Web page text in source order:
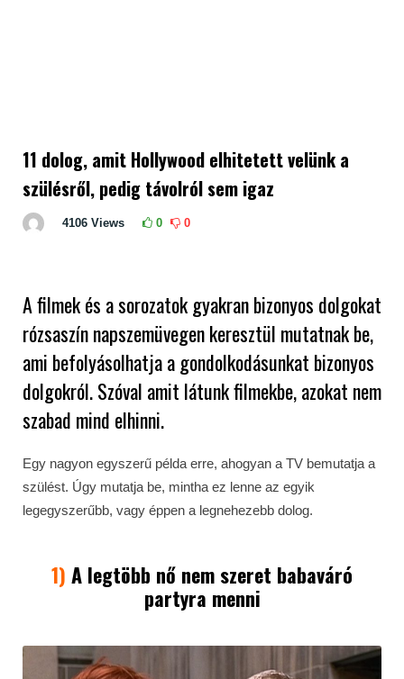
11 dolog, amit Hollywood elhitetett velünk a
szülésről, pedig távolról sem igaz
4106 Views 0 0
A filmek és a sorozatok gyakran bizonyos dolgokat
rózsaszín napszemüvegen keresztül mutatnak be,
ami befolyásolhatja a gondolkodásunkat bizonyos
dolgokról. Szóval amit látunk filmekbe, azokat nem
szabad mind elhinni.
Egy nagyon egyszerű példa erre, ahogyan a TV bemutatja a
szülést. Úgy mutatja be, mintha ez lenne az egyik
legegyszerűbb, vagy éppen a legnehezebb dolog.
1) A legtöbb nő nem szeret babaváró
partyra menni